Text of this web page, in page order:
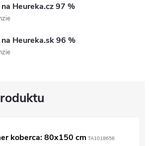
Heureka.cz 97 %
Heureka.sk 96 %
koberca: 80x150 cm TA1018656